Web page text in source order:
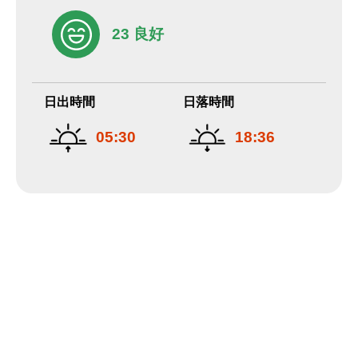
23 良好
日出時間
05:30
日落時間
18:36